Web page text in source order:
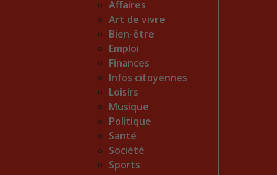
Affaires
Art de vivre
Bien-être
Emploi
Finances
Infos citoyennes
Loisirs
Musique
Politique
Santé
Société
Sports